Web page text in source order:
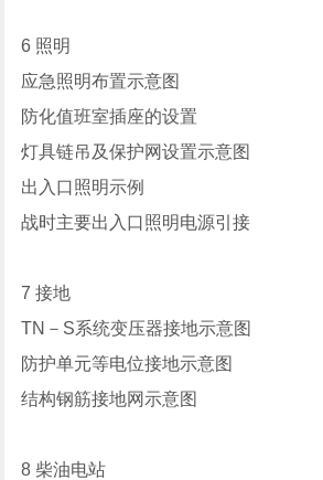
6 照明
应急照明布置示意图
防化值班室插座的设置
灯具链吊及保护网设置示意图
出入口照明示例
战时主要出入口照明电源引接
7 接地
TN－S系统变压器接地示意图
防护单元等电位接地示意图
结构钢筋接地网示意图
8 柴油电站